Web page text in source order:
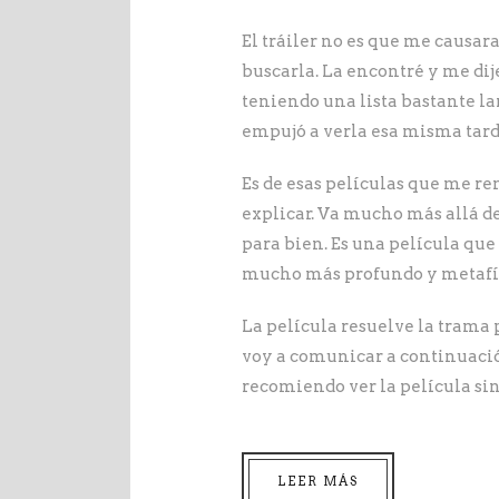
El tráiler no es que me
buscarla. La encontré y me
teniendo una lista bastante
empujó a verla esa misma
Es de esas películas que me
explicar. Va mucho más allá
para bien. Es una película
mucho más profundo y
La película resuelve la trama
voy a comunicar a
recomiendo ver la película
LEER MÁS